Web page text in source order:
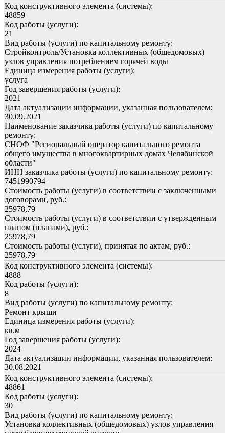
Код конструктивного элемента (системы):
48859
Код работы (услуги):
21
Вид работы (услуги) по капитальному ремонту:
Стройконтроль/Установка коллективных (общедомовых)
узлов управления потреблением горячей воды
Единица измерения работы (услуги):
услуга
Год завершения работы (услуги):
2021
Дата актуализации информации, указанная пользователем:
30.09.2021
Наименование заказчика работы (услуги) по капитальному
ремонту:
СНОФ "Региональный оператор капитального ремонта
общего имущества в многоквартирных домах Челябинской
области"
ИНН заказчика работы (услуги) по капитальному ремонту:
7451990794
Стоимость работы (услуги) в соответствии с заключенными
договорами, руб.:
25978,79
Стоимость работы (услуги) в соответствии с утвержденным
планом (планами), руб.:
25978,79
Стоимость работы (услуги), принятая по актам, руб.:
25978,79
Код конструктивного элемента (системы):
4888
Код работы (услуги):
8
Вид работы (услуги) по капитальному ремонту:
Ремонт крыши
Единица измерения работы (услуги):
кв.м
Год завершения работы (услуги):
2024
Дата актуализации информации, указанная пользователем:
30.08.2021
Код конструктивного элемента (системы):
48861
Код работы (услуги):
30
Вид работы (услуги) по капитальному ремонту:
Установка коллективных (общедомовых) узлов управления